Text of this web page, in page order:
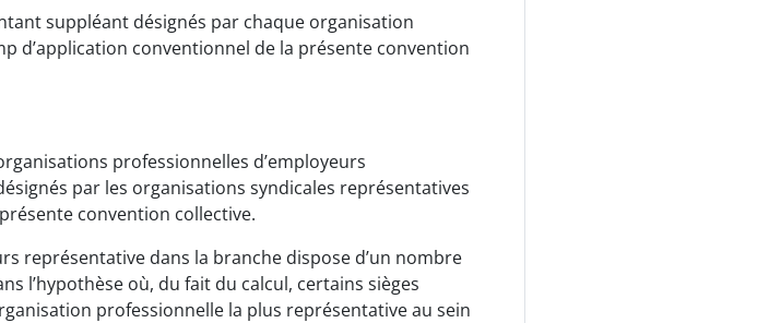
suppléant désignés par chaque organisation
d’application conventionnel de la présente convention
professionnelles d’employeurs
par les organisations syndicales représentatives
convention collective.
représentative dans la branche dispose d’un nombre
l’hypothèse où, du fait du calcul, certains sièges
professionnelle la plus représentative au sein